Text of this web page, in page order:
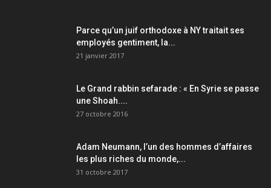
Parce qu’un juif orthodoxe à NY traitait ses
employés gentiment, la...
21 janvier 2017
Le Grand rabbin sefarade : « En Syrie se passe
une Shoah....
27 octobre 2016
Adam Neumann, l’un des hommes d’affaires
les plus riches du monde,...
31 octobre 2017